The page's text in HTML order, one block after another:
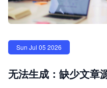
Sun Jul 05 2026
无法生成：缺少文章